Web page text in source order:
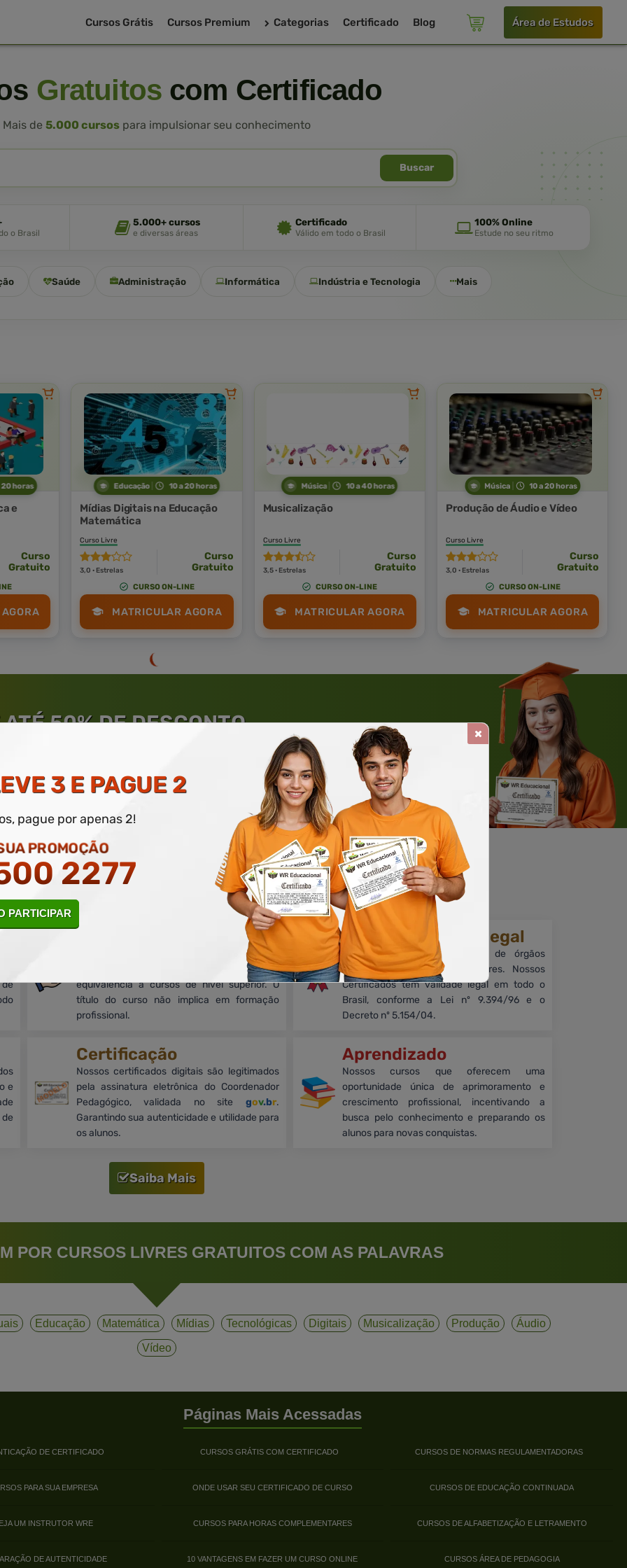
Cursos Grátis Cursos Premium Categorias Certificado Blog Área de Estudos
Gratuitos com Certificado
Mais de 5.000 cursos para impulsionar seu conhecimento
Buscar
o Brasil
5.000+ cursos
e diversas áreas
Certificado
Válido em todo o Brasil
100% Online
Estude no seu ritmo
Saúde Administração Informática Indústria e Tecnologia Mais
20 horas
e
Curso
Gratuito
Educação 10 a 20 horas
Mídias Digitais na Educação
Matemática
Curso Livre
3,0 · Estrelas
Curso
Gratuito
CURSO ON-LINE
MATRICULAR AGORA
Música 10 a 40 horas
Musicalização
Curso Livre
3,5 · Estrelas
Curso
Gratuito
CURSO ON-LINE
MATRICULAR AGORA
Música 10 a 20 horas
Produção de Áudio e Vídeo
Curso Livre
3,0 · Estrelas
Curso
Gratuito
CURSO ON-LINE
MATRICULAR AGORA
50% DE DESCONTO
SEU E-MAIL, NOME E TELEFONE PARA PARTICIPAR POR WHATSAPP
Solicite um WhatsApp
deEducação de Excelência.
de
Cursos on-line, livres e de nível básico,
focados no aprimoramento profissional, sem
equivalência a cursos de nível superior. O
título do curso não implica em formação
profissional.
Reconhecimento legal
Embora sem reconhecimento de órgãos
como MEC e outros reguladores. Nossos
Certificados têm validade legal em todo o
Brasil, conforme a Lei nº 9.394/96 e o
Decreto nº 5.154/04.
e
Certificação
Nossos certificados digitais são legitimados
pela assinatura eletrônica do Coordenador
Pedagógico, validada no site gov.br.
Garantindo sua autenticidade e utilidade para
os alunos.
Aprendizado
Nossos cursos que oferecem uma
oportunidade única de aprimoramento e
crescimento profissional, incentivando a
busca pelo conhecimento e preparando os
alunos para novas conquistas.
Saiba Mais
POR CURSOS LIVRES GRATUITOS COM AS PALAVRAS
Educação Matemática Mídias Tecnológicas Digitais Musicalização Produção Áudio
Vídeo
Páginas Mais Acessadas
DE CERTIFICADO
PARA SUA EMPRESA
UM INSTRUTOR WRE
DE AUTENTICIDADE
CURSOS GRÁTIS COM CERTIFICADO
ONDE USAR SEU CERTIFICADO DE CURSO
CURSOS PARA HORAS COMPLEMENTARES
10 VANTAGENS EM FAZER UM CURSO ONLINE
CURSOS DE NORMAS REGULAMENTADORAS
CURSOS DE EDUCAÇÃO CONTINUADA
CURSOS DE ALFABETIZAÇÃO E LETRAMENTO
CURSOS ÁREA DE PEDAGOGIA
3 E PAGUE 2
pague por apenas 2!
PROMOÇÃO
2277
PARTICIPAR